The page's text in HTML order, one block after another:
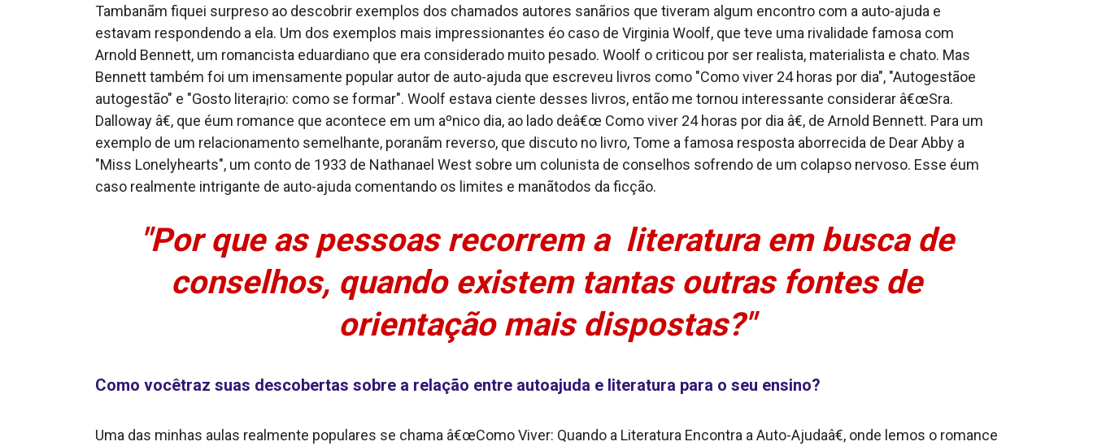
Tambanãm fiquei surpreso ao descobrir exemplos dos chamados autores sanãrios que tiveram algum encontro com a auto-ajuda e
estavam respondendo a ela. Um dos exemplos mais impressionantes éo caso de Virginia Woolf, que teve uma rivalidade famosa com
Arnold Bennett, um romancista eduardiano que era considerado muito pesado. Woolf o criticou por ser realista, materialista e chato. Mas
Bennett também foi um imensamente popular autor de auto-ajuda que escreveu livros como "Como viver 24 horas por dia", "Autogestãoe
autogestão" e "Gosto litera¡rio: como se formar". Woolf estava ciente desses livros, então me tornou interessante considerar â€œSra.
Dalloway â€, que éum romance que acontece em um aºnico dia, ao lado deâ€œ Como viver 24 horas por dia â€, de Arnold Bennett. Para um
exemplo de um relacionamento semelhante, poranãm reverso, que discuto no livro, Tome a famosa resposta aborrecida de Dear Abby a
"Miss Lonelyhearts", um conto de 1933 de Nathanael West sobre um colunista de conselhos sofrendo de um colapso nervoso. Esse éum
caso realmente intrigante de auto-ajuda comentando os limites e manãtodos da ficção.
"Por que as pessoas recorrem a literatura em busca de
conselhos, quando existem tantas outras fontes de
orientação mais dispostas?"
Como vocêtraz suas descobertas sobre a relação entre autoajuda e literatura para o seu ensino?
Uma das minhas aulas realmente populares se chama â€œComo Viver: Quando a Literatura Encontra a Auto-Ajudaâ€, onde lemos o romance